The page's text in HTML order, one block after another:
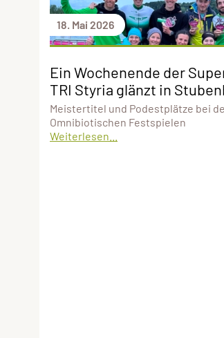
18. Mai 2026
Ein Wochenende der
TRI Styria glänzt in
Meistertitel und Podestplätze bei
Omnibiotischen Festspielen
Weiterlesen...